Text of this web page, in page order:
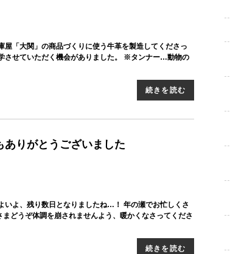
屋「大関」の商品づくりに使う牛革を製造してくださっ
させていただく機会がありました。 ※タンナー…動物の
続きを読む
ありがとうございました
いよ、残り数日となりましたね…！ 年の瀬でお忙しくさ
どうぞ体調を崩されませんよう、暖かくなさってくださ
続きを読む